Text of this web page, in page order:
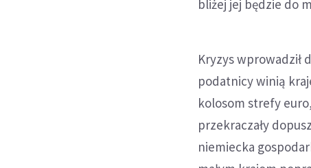
bliżej jej będzie do
Kryzys wprowadził
podatnicy winią
kolosom strefy
przekraczały
niemiecka